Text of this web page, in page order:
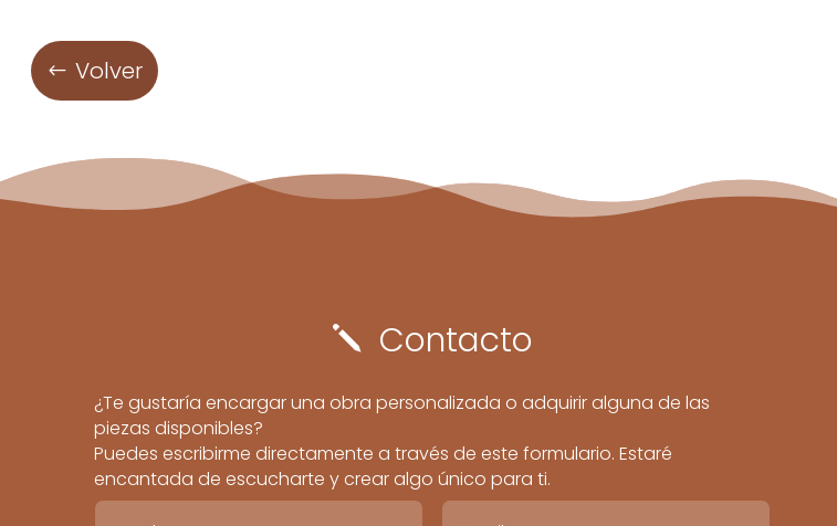
Volver
j Contacto
¿Te gustaría encargar una obra personalizada o adquirir alguna de las
piezas disponibles?
Puedes escribirme directamente a través de este formulario. Estaré
encantada de escucharte y crear algo único para ti.